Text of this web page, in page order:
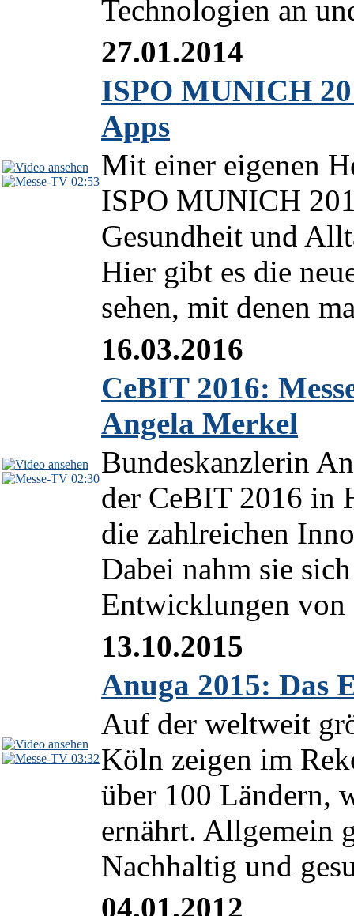
Technologien an
02:53
27.01.2014
ISPO MUNICH
Apps
Mit einer eigenen
ISPO MUNICH
Gesundheit und
Hier gibt es die
sehen, mit denen
02:30
16.03.2016
CeBIT 2016:
Angela Merkel
Bundeskanzlerin
der CeBIT 2016 in
die zahlreichen
Dabei nahm sie
Entwicklungen von
03:32
13.10.2015
Anuga 2015: Das
Auf der weltweit
Köln zeigen im
über 100 Ländern,
ernährt. Allgemein
Nachhaltig und
04.01.2012